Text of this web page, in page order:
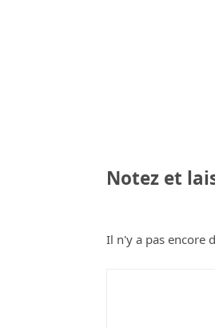
Notez et
Il n'y a pas encore